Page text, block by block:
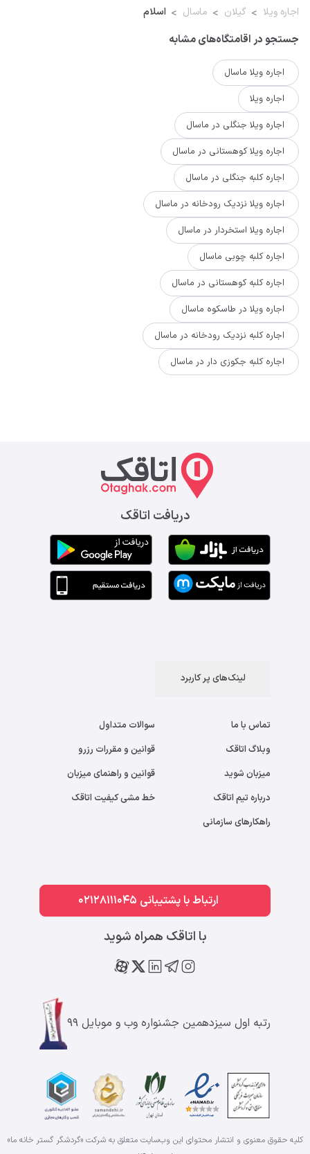
اجاره ویلا گیلان ماسال اسلام
جستجو در اقامتگاه‌های مشابه
اجاره ویلا ماسال
اجاره ویلا
اجاره ویلا جنگلی در ماسال
اجاره ویلا کوهستانی در ماسال
اجاره کلبه جنگلی در ماسال
اجاره ویلا نزدیک رودخانه در ماسال
اجاره ویلا استخردار در ماسال
اجاره کلبه چوبی ماسال
اجاره کلبه کوهستانی در ماسال
اجاره ویلا در طاسکوه ماسال
اجاره کلبه نزدیک رودخانه در ماسال
اجاره کلبه جکوزی دار در ماسال
دریافت اتاقک
لینک‌های پر کاربرد
تماس با ما
وبلاگ اتاقک
میزبان شوید
درباره تیم اتاقک
راهکارهای سازمانی
سوالات متداول
قوانین و مقررات رزرو
قوانین و راهنمای میزبان
خط مشی کیفیت اتاقک
ارتباط با پشتیبانی 02128111045
با اتاقک همراه شوید
رتبه اول سیزدهمین جشنواره وب و موبایل ۹۹
کلیه حقوق معنوی و انتشار محتوای این وب‌سایت متعلق به شرکت «گردشگر گستر خانه ما»